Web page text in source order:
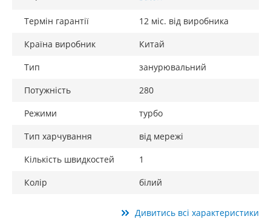
Термін гарантії
12 міс. від виробника
Країна виробник
Китай
Тип
занурювальний
Потужність
280
Режими
турбо
Тип харчування
від мережі
Кількість швидкостей
1
Колір
білий
Дивитись всі характеристики